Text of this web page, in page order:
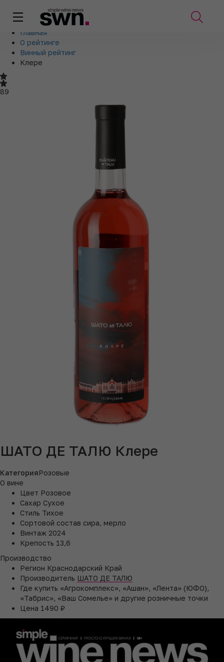
Главная
О рейтинге
Винный рейтинг
Клере
89
ШАТО ДЕ ТАЛЮ Клере
КатегорияРозовые
О вине
Цвет Розовое
Сахар Сухое
Стиль Тихое
Сортовой состав сира, мерло
Винтаж 2024
Крепость 13,6
Производство
Регион Краснодарский Край
Производитель ШАТО ДЕ ТАЛЮ
Где купить «Агрокомплекс», «Ашан», «Лента» (ЮФО),
«Табрис», «Ваш Сомелье» и другие розничные точки
Цена 1490 ₽